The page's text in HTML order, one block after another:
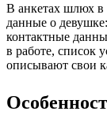
В анкетах шлюх в
данные о
контактные
в работе, список
описывают свои